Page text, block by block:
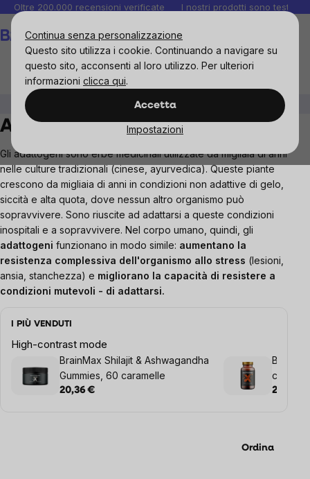
Continua senza personalizzazione
Questo sito utilizza i cookie. Continuando a navigare su
questo sito, acconsenti al loro utilizzo. Per ulteriori
informazioni clicca qui.
Accetta
Impostazioni
Salta
contenuto
Oltre 200.000 recensioni verificate I nostri prodotti sono testati
Integratori e vitamine
Adaptogeni
Gli adattogeni sono erbe medicinali utilizzate da migliaia di anni
nelle culture tradizionali (cinese, ayurvedica). Queste piante
crescono da migliaia di anni in condizioni non adattive di gelo,
siccità e alta quota, dove nessun altro organismo può
sopravvivere. Sono riuscite ad adattarsi a queste condizioni
inospitali e a sopravvivere. Nel corpo umano, quindi, gli
adattogeni funzionano in modo simile: aumentano la
resistenza complessiva dell'organismo allo stress (lesioni,
ansia, stanchezza) e migliorano la capacità di resistere a
condizioni mutevoli - di adattarsi.
I PIÙ VENDUTI
High-contrast mode
BrainMax Shilajit & Ashwagandha
Gummies, 60 caramelle
20,36 € 24,44 €
Ordina